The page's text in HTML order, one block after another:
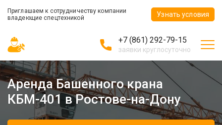
Приглашаем к сотрудничеству компании
владеющие спецтехникой
Узнать условия
+7 (861) 292-79-15
заявки круглосуточно
Аренда Башенного крана
КБМ-401 в Ростове-на-Дону